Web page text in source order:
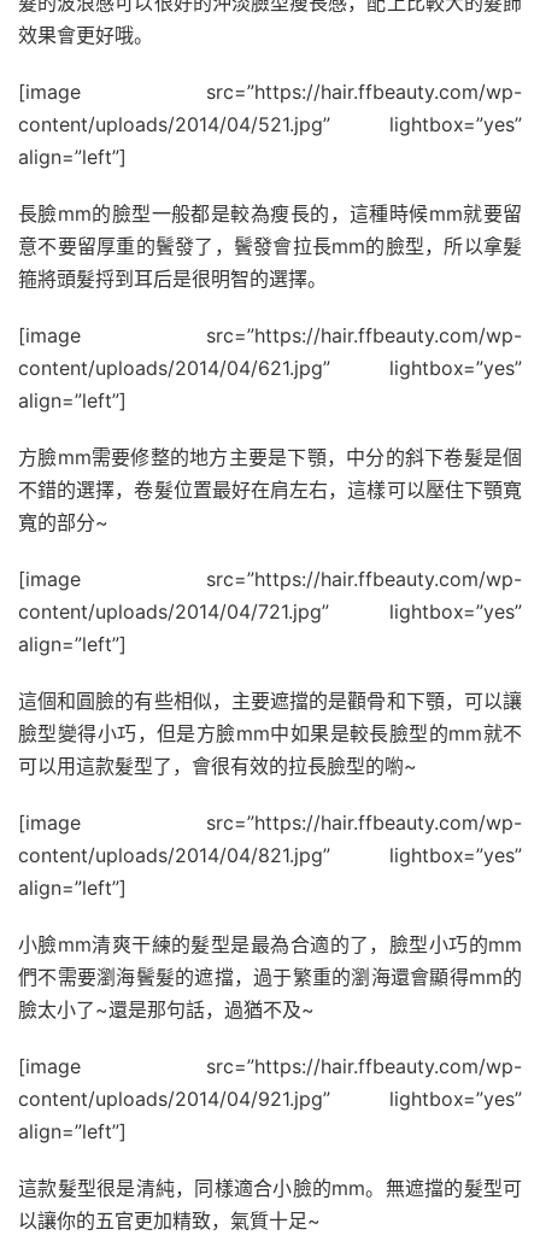
效果會更好哦。
[image src=”https://hair.ffbeauty.com/wp-
content/uploads/2014/04/521.jpg” lightbox=”yes”
align=”left”]
長臉mm的臉型一般都是較為瘦長的，這種時候mm就要留
意不要留厚重的鬢發了，鬢發會拉長mm的臉型，所以拿髮
箍將頭髮捋到耳后是很明智的選擇。
[image src=”https://hair.ffbeauty.com/wp-
content/uploads/2014/04/621.jpg” lightbox=”yes”
align=”left”]
方臉mm需要修整的地方主要是下顎，中分的斜下卷髮是個
不錯的選擇，卷髮位置最好在肩左右，這樣可以壓住下顎寬
寬的部分~
[image src=”https://hair.ffbeauty.com/wp-
content/uploads/2014/04/721.jpg” lightbox=”yes”
align=”left”]
這個和圓臉的有些相似，主要遮擋的是顴骨和下顎，可以讓
臉型變得小巧，但是方臉mm中如果是較長臉型的mm就不
可以用這款髮型了，會很有效的拉長臉型的喲~
[image src=”https://hair.ffbeauty.com/wp-
content/uploads/2014/04/821.jpg” lightbox=”yes”
align=”left”]
小臉mm清爽干練的髮型是最為合適的了，臉型小巧的mm
們不需要瀏海鬢髮的遮擋，過于繁重的瀏海還會顯得mm的
臉太小了~還是那句話，過猶不及~
[image src=”https://hair.ffbeauty.com/wp-
content/uploads/2014/04/921.jpg” lightbox=”yes”
align=”left”]
這款髮型很是清純，同樣適合小臉的mm。無遮擋的髮型可
以讓你的五官更加精致，氣質十足~